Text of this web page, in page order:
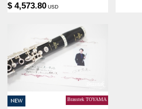
$ 4,573.80 USD
NEW Brasstek TOYAMA